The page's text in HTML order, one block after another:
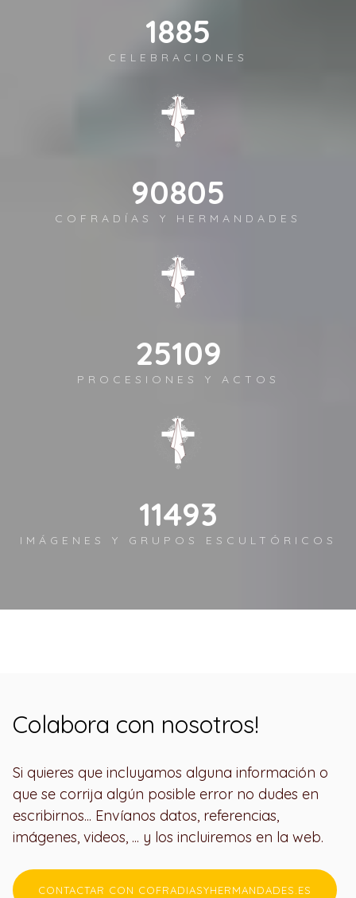
2632
CELEBRACIONES
126749
COFRADÍAS Y HERMANDADES
35048
PROCESIONES Y ACTOS
16042
IMÁGENES Y GRUPOS ESCULTÓRICOS
Colabora con nosotros!
Si quieres que incluyamos alguna información o
que se corrija algún posible error no dudes en
escribirnos... Envíanos datos, referencias,
imágenes, videos, ... y los incluiremos en la web.
CONTACTAR CON COFRADIASYHERMANDADES.ES